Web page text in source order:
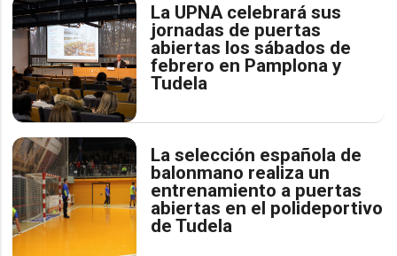
La UPNA celebrará sus
jornadas de puertas
abiertas los sábados de
febrero en Pamplona y
Tudela
La selección española de
balonmano realiza un
entrenamiento a puertas
abiertas en el polideportivo
de Tudela